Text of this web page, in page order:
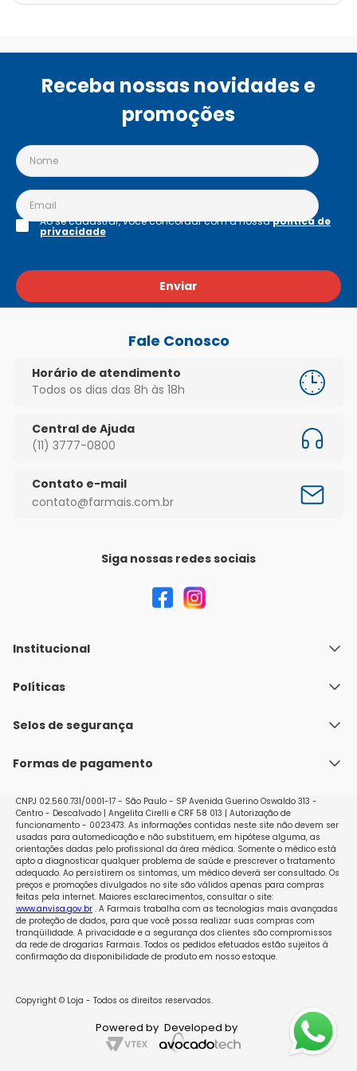
Receba nossas novidades e
promoções
Enviar
Ao se cadastrar, você concordar com a nossapolítica de
privacidade
Fale Conosco
Horário de atendimento
Todos os dias das 8h às 18h
Central de Ajuda
(11) 3777-0800
Contato e-mail
contato@farmais.com.br
Siga nossas redes sociais
Institucional
Quem Somos
Nossas lojas
Políticas
Política de Envio
Políticas de Trocas e Devoluções
Selos de segurança
Formas de pagamento
CNPJ 02.560.731/0001-17 - São Paulo - SP Avenida Guerino Oswaldo 313 -
Centro - Descalvado | Angelita Cirelli e CRF 58 013 | Autorização de
funcionamento - 0023473. As informações contidas neste site não devem ser
usadas para automedicação e não substituem, em hipótese alguma, as
orientações dadas pelo profissional da área médica. Somente o médico está
apto a diagnosticar qualquer problema de saúde e prescrever o tratamento
adequado. Ao persistirem os sintomas, um médico deverá ser consultado. Os
preços e promoções divulgados no site são válidos apenas para compras
feitas pela internet. Maiores esclarecimentos, consultar o site:
www.anvisa.gov.br. A Farmais trabalha com as tecnologias mais avançadas
de proteção de dados, para que você possa realizar suas compras com
tranqüilidade. A privacidade e a segurança dos clientes são compromissos
da rede de drogarias Farmais. Todos os pedidos efetuados estão sujeitos à
confirmação da disponibilidade de produto em nosso estoque.
Copyright © Loja - Todos os direitos reservados.
Powered by Developed by